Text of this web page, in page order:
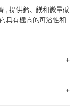
, 提供鈣、鎂和微量礦
具有極高的可溶性和